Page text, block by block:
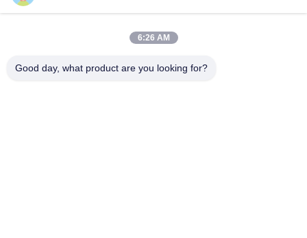
0086-153-7406-6785
6:26 AM
Good day, what product are you looking for?